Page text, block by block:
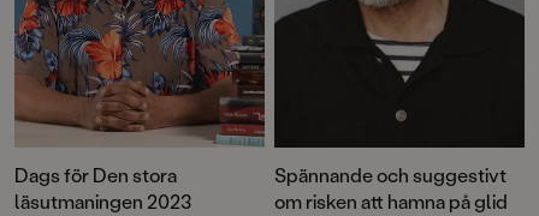
Dags för Den stora
läsutmaningen 2023
Spännande och suggestivt
om risken att hamna på glid